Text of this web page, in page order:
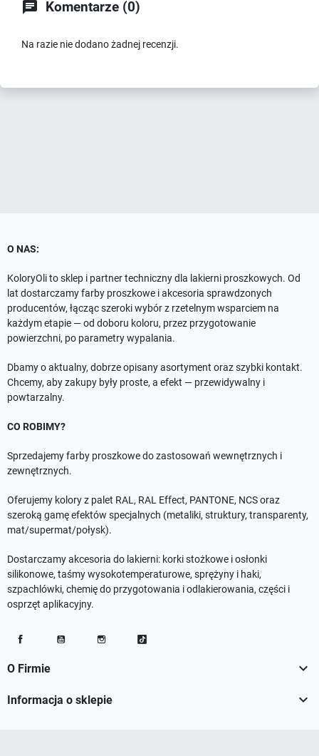
 Komentarze (0)
Na razie nie dodano żadnej recenzji.
O NAS:
KoloryOli to sklep i partner techniczny dla lakierni proszkowych. Od
lat dostarczamy farby proszkowe i akcesoria sprawdzonych
producentów, łącząc szeroki wybór z rzetelnym wsparciem na
każdym etapie — od doboru koloru, przez przygotowanie
powierzchni, po parametry wypalania.
Dbamy o aktualny, dobrze opisany asortyment oraz szybki kontakt.
Chcemy, aby zakupy były proste, a efekt — przewidywalny i
powtarzalny.
CO ROBIMY?
Sprzedajemy farby proszkowe do zastosowań wewnętrznych i
zewnętrznych.
Oferujemy kolory z palet RAL, RAL Effect, PANTONE, NCS oraz
szeroką gamę efektów specjalnych (metaliki, struktury, transparenty,
mat/supermat/połysk).
Dostarczamy akcesoria do lakierni: korki stożkowe i osłonki
silikonowe, taśmy wysokotemperaturowe, sprężyny i haki,
szpachlówki, chemię do przygotowania i odlakierowania, części i
osprzęt aplikacyjny.
O Firmie 
Informacja o sklepie 